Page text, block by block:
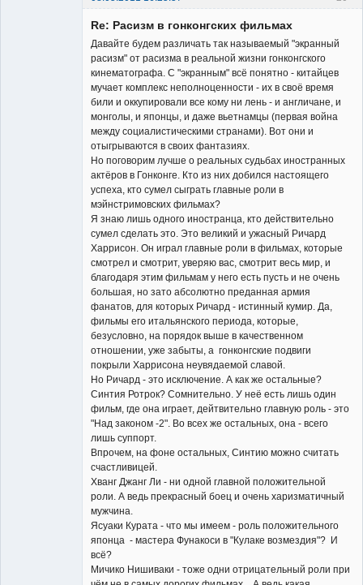
Re: Расизм в гонконгских фильмах
Давайте будем различать так называемый "экранный
расизм" от расизма в реальной жизни гонконгского
кинематографа. С "экранным" всё понятно - китайцев
мучает комплекс неполноценности - их в своё время
били и оккупировали все кому ни лень - и англичане, и
монголы, и японцы, и даже вьетнамцы (первая война
между социалистическими странами). Вот они и
отыгрываются в своих фантазиях.
Но поговорим лучше о реальных судьбах иностранных
актёров в Гонконге. Кто из них добился настоящего
успеха, кто сумел сыграть главные роли в
мэйнстримовских фильмах?
Я знаю лишь одного иностранца, кто действительно
сумел сделать это. Это великий и ужасный Ричард
Харрисон. Он играл главные роли в фильмах, которые
смотрел и смотрит, уверяю вас, смотрит весь мир, и
благодаря этим фильмам у него есть пусть и не очень
большая, но зато абсолютно преданная армия
фанатов, для которых Ричард - истинный кумир. Да,
фильмы его итальянского периода, которые,
безусловно, на порядок выше в качественном
отношении, уже забыты, а гонконгские подвиги
покрыли Харрисона неувядаемой славой.
Но Ричард - это исключение. А как же остальные?
Синтия Ротрок? Сомнительно. У неё есть лишь один
фильм, где она играет, дейтвительно главную роль - это
"Над законом -2". Во всех же остальных, она - всего
лишь суппорт.
Впрочем, на фоне остальных, Синтию можно считать
счастливицей.
Хванг Джанг Ли - ни одной главной положительной
роли. А ведь прекрасный боец и очень харизматичный
мужчина.
Ясуаки Курата - что мы имеем - роль положительного
японца - мастера Фунакоси в "Кулаке возмездия"? И
всё?
Мичико Нишиваки - тоже одни отрицательный роли при